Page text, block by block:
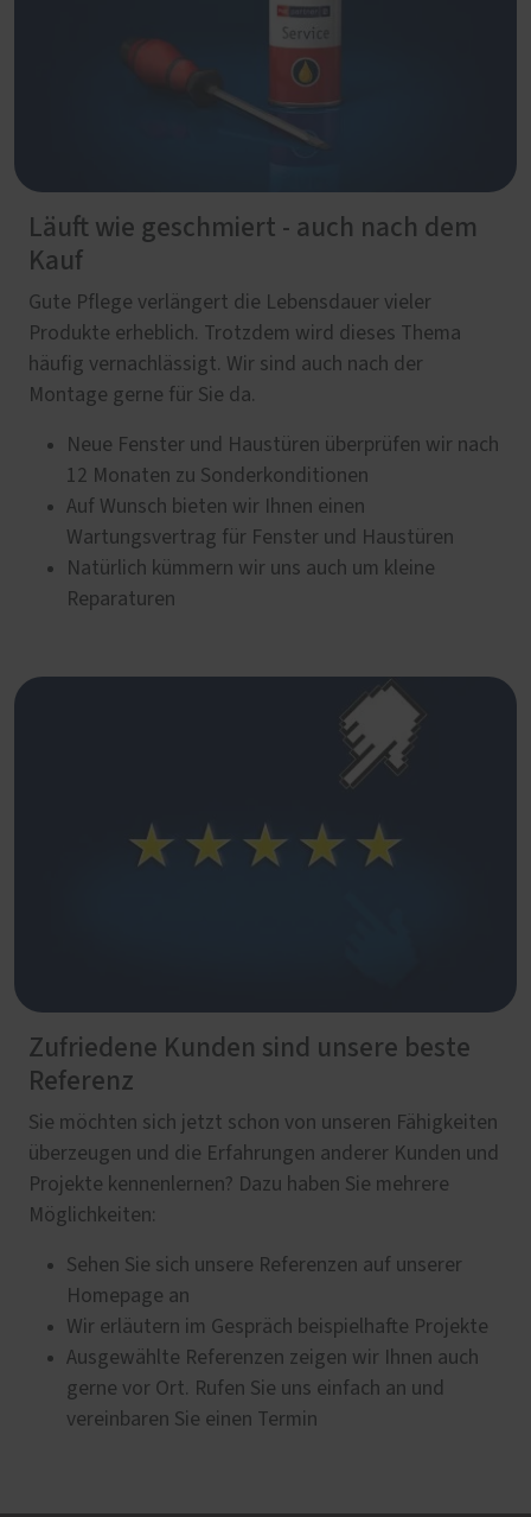
Läuft wie geschmiert - auch nach dem
Kauf
Gute Pflege verlängert die Lebensdauer vieler
Produkte erheblich. Trotzdem wird dieses Thema
häufig vernachlässigt. Wir sind auch nach der
Montage gerne für Sie da.
Neue Fenster und Haustüren überprüfen wir nach
12 Monaten zu Sonderkonditionen
Auf Wunsch bieten wir Ihnen einen
Wartungsvertrag für Fenster und Haustüren
Natürlich kümmern wir uns auch um kleine
Reparaturen
Zufriedene Kunden sind unsere beste
Referenz
Sie möchten sich jetzt schon von unseren Fähigkeiten
überzeugen und die Erfahrungen anderer Kunden und
Projekte kennenlernen? Dazu haben Sie mehrere
Möglichkeiten:
Sehen Sie sich unsere Referenzen auf unserer
Homepage an
Wir erläutern im Gespräch beispielhafte Projekte
Ausgewählte Referenzen zeigen wir Ihnen auch
gerne vor Ort. Rufen Sie uns einfach an und
vereinbaren Sie einen Termin